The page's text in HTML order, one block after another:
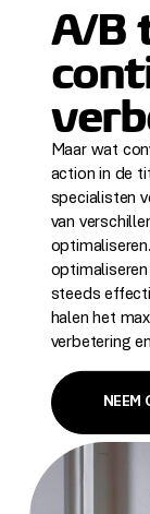
A/B
Maar wat
action in de
specialisten
van
steeds
halen het
verbetering
NEEM